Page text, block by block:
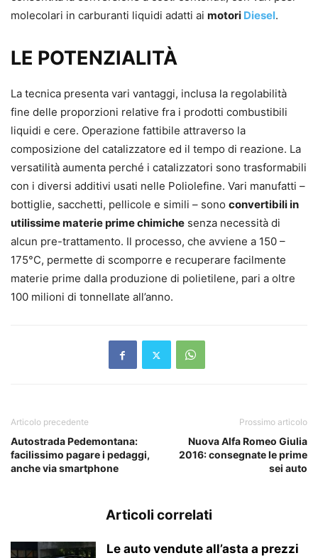
molecolari in carburanti liquidi adatti ai motori Diesel.
LE POTENZIALITÀ
La tecnica presenta vari vantaggi, inclusa la regolabilità
fine delle proporzioni relative fra i prodotti combustibili
liquidi e cere. Operazione fattibile attraverso la
composizione del catalizzatore ed il tempo di reazione. La
versatilità aumenta perché i catalizzatori sono trasformabili
con i diversi additivi usati nelle Poliolefine. Vari manufatti –
bottiglie, sacchetti, pellicole e simili – sono convertibili in
utilissime materie prime chimiche senza necessità di
alcun pre-trattamento. Il processo, che avviene a 150 –
175°C, permette di scomporre e recuperare facilmente
materie prime dalla produzione di polietilene, pari a oltre
100 milioni di tonnellate all’anno.
Articolo precedente
Autostrada Pedemontana:
facilissimo pagare i pedaggi,
anche via smartphone
Prossimo articolo
Nuova Alfa Romeo Giulia
2016: consegnate le prime
sei auto
Articoli correlati
Le auto vendute all’asta a prezzi